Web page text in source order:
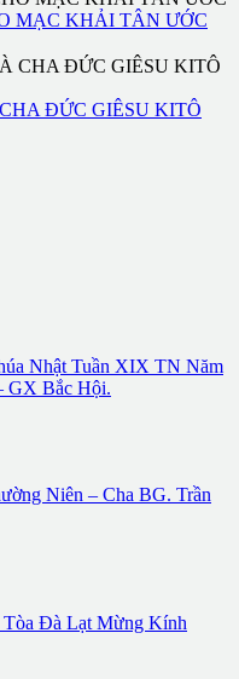
MẠC KHẢI TÂN ƯỚC
ĐỨC GIÊSU KITÔ
Nhật Tuần XIX TN Năm
GX Bắc Hội.
Niên – Cha BG. Trần
Đà Lạt Mừng Kính